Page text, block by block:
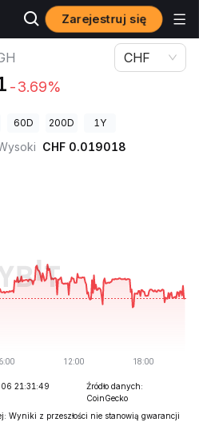
Zarejestruj się
HIGH
-3.69%
CHF
60D 200D 1Y
CHF 0.019018
21:31:49
Źródło danych:
CoinGecko
Wyniki z przeszłości nie stanowią gwarancji